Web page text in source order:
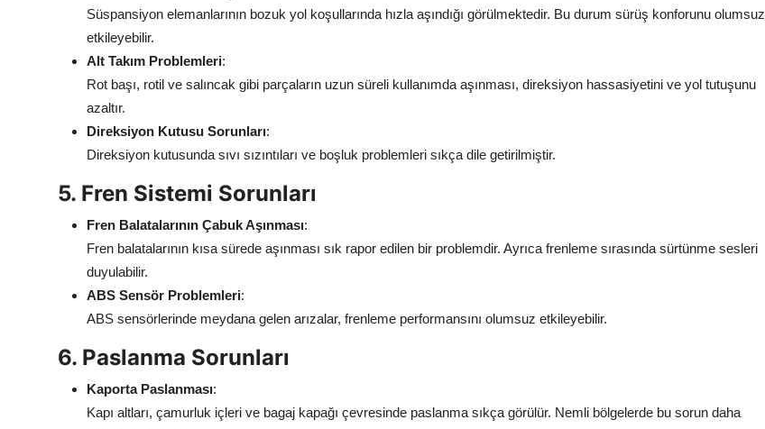
Süspansiyon elemanlarının bozuk yol koşullarında hızla aşındığı görülmektedir. Bu durum sürüş konforunu olumsuz
etkileyebilir.
Alt Takım Problemleri:
Rot başı, rotil ve salıncak gibi parçaların uzun süreli kullanımda aşınması, direksiyon hassasiyetini ve yol tutuşunu
azaltır.
Direksiyon Kutusu Sorunları:
Direksiyon kutusunda sıvı sızıntıları ve boşluk problemleri sıkça dile getirilmiştir.
5. Fren Sistemi Sorunları
Fren Balatalarının Çabuk Aşınması:
Fren balatalarının kısa sürede aşınması sık rapor edilen bir problemdir. Ayrıca frenleme sırasında sürtünme sesleri
duyulabilir.
ABS Sensör Problemleri:
ABS sensörlerinde meydana gelen arızalar, frenleme performansını olumsuz etkileyebilir.
6. Paslanma Sorunları
Kaporta Paslanması:
Kapı altları, çamurluk içleri ve bagaj kapağı çevresinde paslanma sıkça görülür. Nemli bölgelerde bu sorun daha